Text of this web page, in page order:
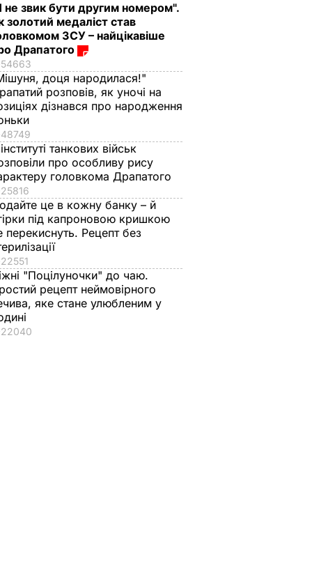
не звик бути другим номером".
золотий медаліст став
ЗСУ – найцікавіше
Драпатого
54663
доця народилася!"
розповів, як уночі на
дізнався про народження
48749
танкових військ
про особливу рису
головкома Драпатого
25816
це в кожну банку – й
під капроновою кришкою
перекиснуть. Рецепт без
22551
"Поцілуночки" до чаю.
рецепт неймовірного
яке стане улюбленим у
22040